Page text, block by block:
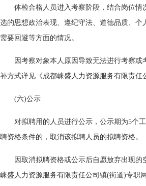
体检合格人员进入考察阶段，结合岗位
选的思想政治表现、遵纪守法、道德品质、
需要回避等方面的情况。
因考察对象本人原因导致无法进行考察
补方式详见《成都崃盛人力资源服务有限责
(六)公示
对拟聘用的人员进行公示，公示期为5个
聘资格条件的，取消该拟聘人员的拟聘资格。
因取消拟聘资格或公示后自愿放弃出现
崃盛人力资源服务有限责任公司镇(街道)专职